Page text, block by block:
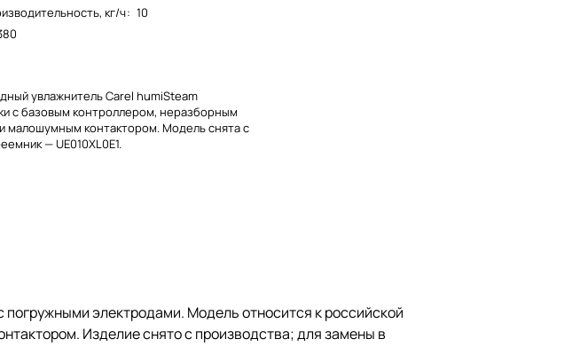
кг/ч: 10
увлажнитель Carel humiSteam
с базовым контроллером, неразборным
малошумным контактором. Модель снята с
— UE010XL0E1.
электродами. Модель относится к российской
Изделие снято с производства; для замены в